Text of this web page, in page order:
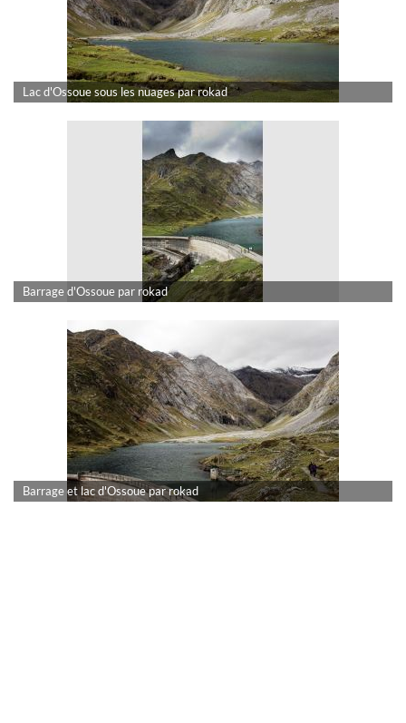
Lac d'Ossoue sous les nuages par rokad
Barrage d'Ossoue par rokad
Barrage et lac d'Ossoue par rokad